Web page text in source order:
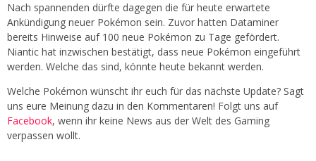
Nach spannenden dürfte dagegen die für heute erwartete
Ankündigung neuer Pokémon sein. Zuvor hatten Dataminer
bereits Hinweise auf 100 neue Pokémon zu Tage gefördert.
Niantic hat inzwischen bestätigt, dass neue Pokémon eingeführt
werden. Welche das sind, könnte heute bekannt werden.
Welche Pokémon wünscht ihr euch für das nächste Update? Sagt
uns eure Meinung dazu in den Kommentaren! Folgt uns auf
Facebook, wenn ihr keine News aus der Welt des Gaming
verpassen wollt.